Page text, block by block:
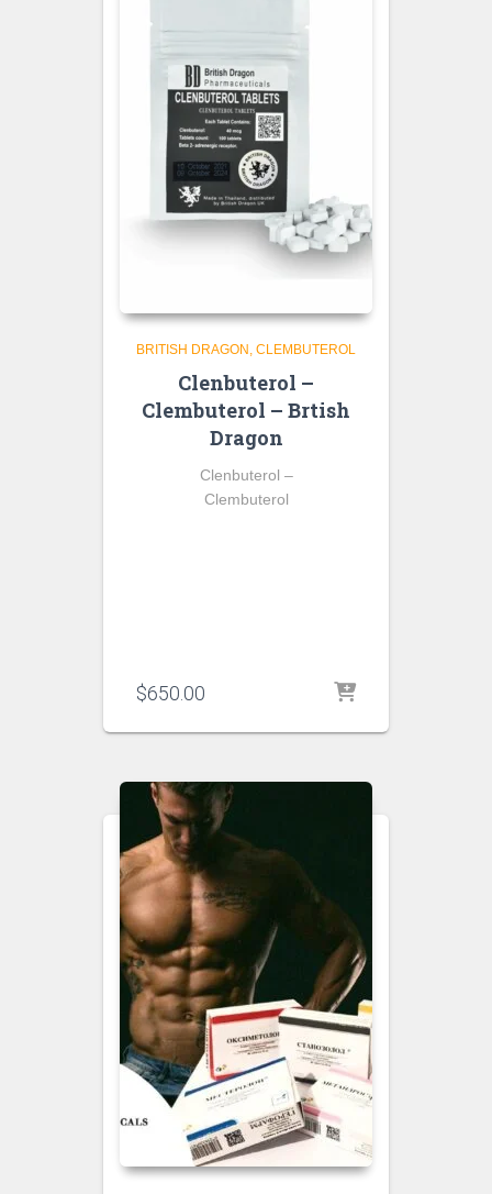
BRITISH DRAGON CLEMBUTEROL
Clenbuterol –
Clembuterol – Brtish
Dragon
Clenbuterol –
Clembuterol
$650.00